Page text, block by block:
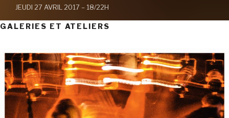
JEUDI 27 AVRIL 2017 – 18/22H
GALERIES ET ATELIERS